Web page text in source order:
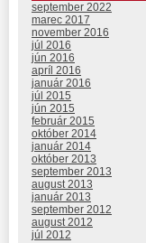
september 2022
marec 2017
november 2016
júl 2016
jún 2016
apríl 2016
január 2016
júl 2015
jún 2015
február 2015
október 2014
január 2014
október 2013
september 2013
august 2013
január 2013
september 2012
august 2012
júl 2012